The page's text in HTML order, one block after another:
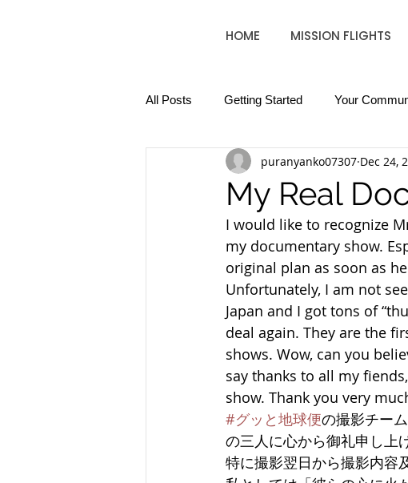
HOME MISSION FLIGHTS
All Posts Getting Started Your
My Real
puranyanko07307 Dec 24,
I would like to recognize
my documentary show.
original plan as soon as
Unfortunately, I am not
Japan and I got tons of
deal again. They are the
shows. Wow, can you
say thanks to all my
show. Thank you very
#グッと地球便の撮影チー
の三人に心から御礼申し上
特に撮影翌日から撮影内容